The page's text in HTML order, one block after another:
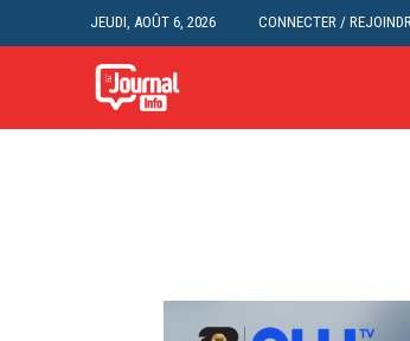
JEUDI, AOÛT 6, 2026 CONNECTER /